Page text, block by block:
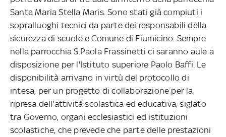
Santa Maria Stella Maris. Sono stati già compiuti i
sopralluoghi tecnici da parte dei responsabili della
sicurezza di scuole e Comune di Fiumicino. Sempre
nella parrocchia S.Paola Frassinetti ci saranno aule a
disposizione per l'Istituto superiore Paolo Baffi. Le
disponibilità arrivano in virtù del protocollo di
intesa, per un progetto di collaborazione per la
ripresa dell'attività scolastica ed educativa, siglato
tra Governo, organi ecclesiastici ed istituzioni
scolastiche, che prevede che parte delle prestazioni